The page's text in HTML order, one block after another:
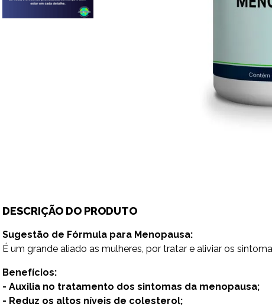
DESCRIÇÃO DO PRODUTO
Sugestão de Fórmula para Menopausa:
É um grande aliado as mulheres, por tratar e aliviar os
Benefícios:
- Auxilia no tratamento dos sintomas da menopausa;
- Reduz os altos níveis de colesterol;